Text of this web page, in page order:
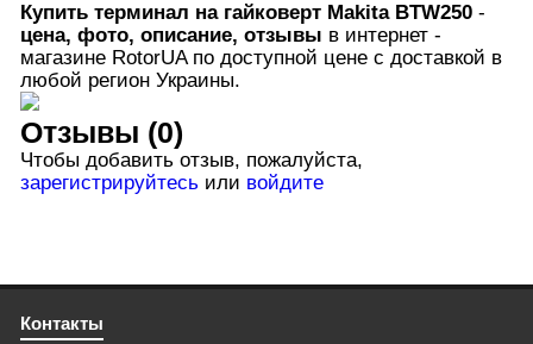
Купить терминал на гайковерт Makita BTW250 -
цена, фото, описание, отзывы в интернет -
магазине RotorUA по доступной цене с доставкой в
любой регион Украины.
Отзывы (0)
Чтобы добавить отзыв, пожалуйста,
зарегистрируйтесьили войдите
Контакты